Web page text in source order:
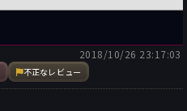
不正なレビュー
2018/10/26 23:17:03